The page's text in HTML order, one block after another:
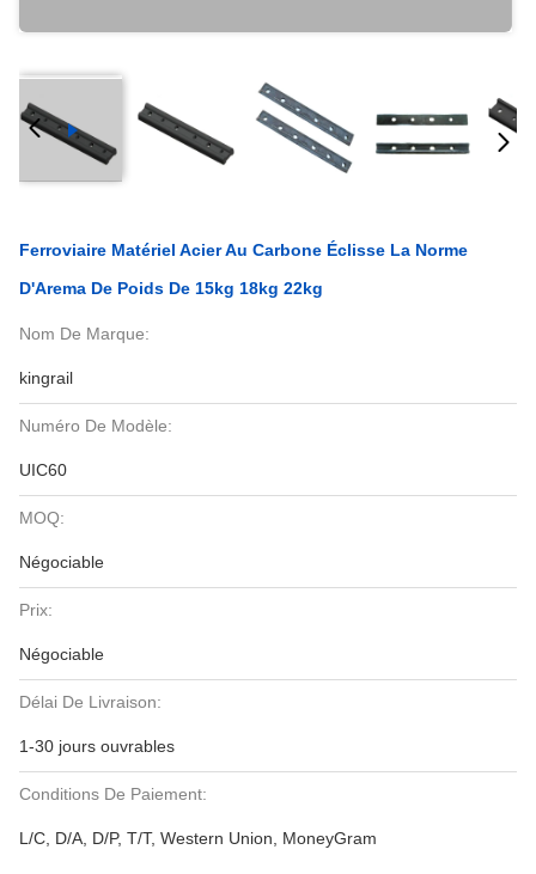
Ferroviaire Matériel Acier Au Carbone Éclisse La Norme
D'Arema De Poids De 15kg 18kg 22kg
Nom De Marque:
kingrail
Numéro De Modèle:
UIC60
MOQ:
Négociable
Prix:
Négociable
Délai De Livraison:
1-30 jours ouvrables
Conditions De Paiement:
L/C, D/A, D/P, T/T, Western Union, MoneyGram